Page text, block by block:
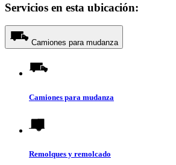
Servicios en esta ubicación:
Camiones para mudanza
Camiones para mudanza
Remolques y remolcado